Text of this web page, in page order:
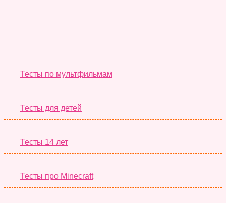
Тесты по мультфильмам
Тесты для детей
Тесты 14 лет
Тесты про Minecraft